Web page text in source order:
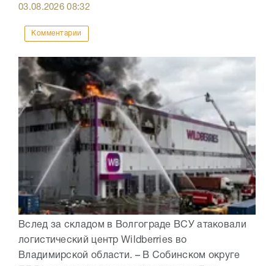
03.08.202608:32
Комментарии
Вслед за складом в Волгограде ВСУ атаковали
логистический центр Wildberries во
Владимирской области. – В Собинском округе